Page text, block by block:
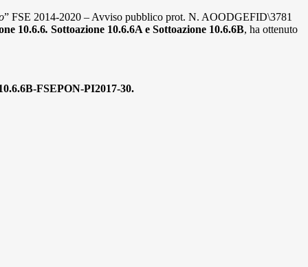
” FSE 2014-2020 – Avviso pubblico prot. N. AOODGEFID\3781
10.6.6. Sottoazione 10.6.6A e Sottoazione 10.6.6B, ha ottenuto
FSEPON-PI2017-30.